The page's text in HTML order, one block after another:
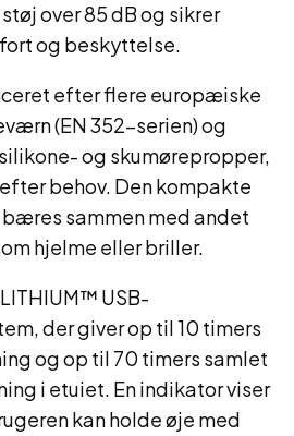
over 85 dB og sikrer
og beskyttelse.
efter flere europæiske
(EN 352-serien) og
og skumørepropper,
behov. Den kompakte
sammen med andet
hjelme eller briller.
USB-
der giver op til 10 timers
og op til 70 timers samlet
i etuiet. En indikator viser
kan holde øje med